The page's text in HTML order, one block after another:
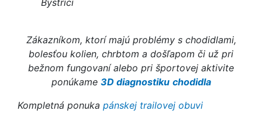
Bystrici
Zákazníkom, ktorí majú problémy s chodidlami,
bolesťou kolien, chrbtom a došľapom či už pri
bežnom fungovaní alebo pri športovej aktivite
ponúkame 3D diagnostiku chodidla
Kompletná ponuka pánskej trailovej obuvi